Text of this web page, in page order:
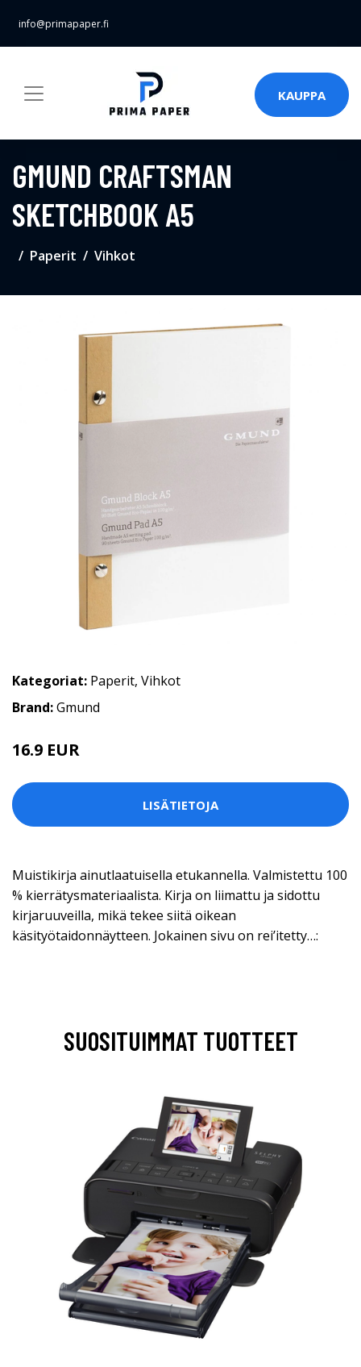
info@primapaper.fi
KAUPPA
GMUND CRAFTSMAN
SKETCHBOOK A5
Paperit Vihkot
Kategoriat: Paperit, Vihkot
Brand:Gmund
16.9 EUR
LISÄTIETOJA
Muistikirja ainutlaatuisella etukannella. Valmistettu 100
% kierrätysmateriaalista. Kirja on liimattu ja sidottu
kirjaruuveilla, mikä tekee siitä oikean
käsityötaidonnäytteen. Jokainen sivu on rei’itetty…:
SUOSITUIMMAT TUOTTEET